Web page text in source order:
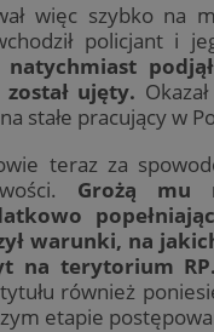
więc szybko na
policjant i
natychmiast
ujęty.
stałe pracujący w
teraz za
Grożą mu
warunki, na
na terytorium RP.
również
etapie